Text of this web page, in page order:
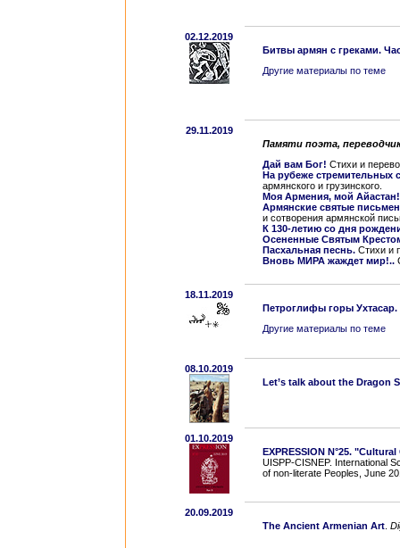
02.12.2019
Битвы армян с греками.
Другие материалы по теме
29.11.2019
Памяти поэта,
Дай вам Бог! Стихи и
На рубеже стремительных
армянского и грузинского.
Моя Армения, мой
Армянские святые
и сотворения армянской
К 130-летию со дня
Осененные Святым
Пасхальная песнь. Стихи и
Вновь МИРА жаждет мир!..
18.11.2019
Петроглифы горы Ухтасар.
Другие материалы по теме
08.10.2019
Let’s talk about the Dragon
01.10.2019
EXPRESSION N°25.
UISPP-CISNEP. International
of non-literate Peoples, June
20.09.2019
The Ancient Armenian Art